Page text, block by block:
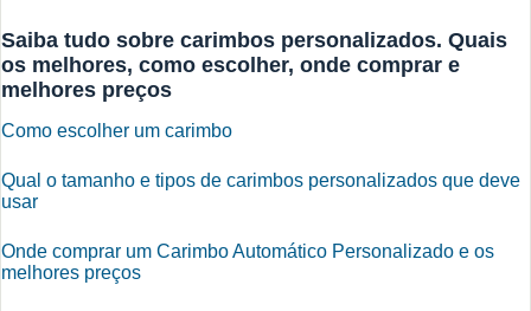
Saiba tudo sobre carimbos personalizados. Quais
os melhores, como escolher, onde comprar e
melhores preços
Como escolher um carimbo
Qual o tamanho e tipos de carimbos personalizados que deve
usar
Onde comprar um Carimbo Automático Personalizado e os
melhores preços